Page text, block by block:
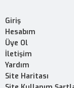
Giriş
Hesabım
Üye Ol
İletişim
Yardım
Site Haritası